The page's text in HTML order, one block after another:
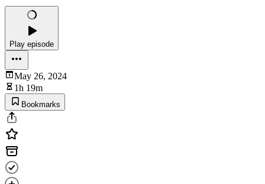
Play episode
May 26, 2024
1h 19m
Bookmarks